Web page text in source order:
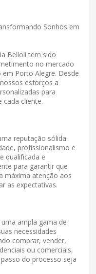
Sonhos em
Belloli tem sido
no mercado
Porto Alegre. Desde
esforços a
para
cada cliente.
reputação sólida
profissionalismo e
qualificada e
para garantir que
máxima atenção aos
as expectativas.
ampla gama de
necessidades
comprar, vender,
ou comerciais,
do processo seja